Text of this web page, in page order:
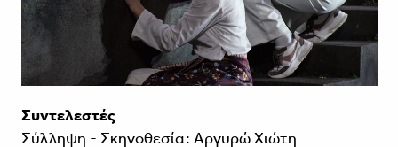
Συντελεστές
Σύλληψη - Σκηνοθεσία: Αργυρώ Χιώτη